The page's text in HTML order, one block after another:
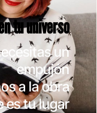
tu universo
un
empujón
a la obra
es tu lugar